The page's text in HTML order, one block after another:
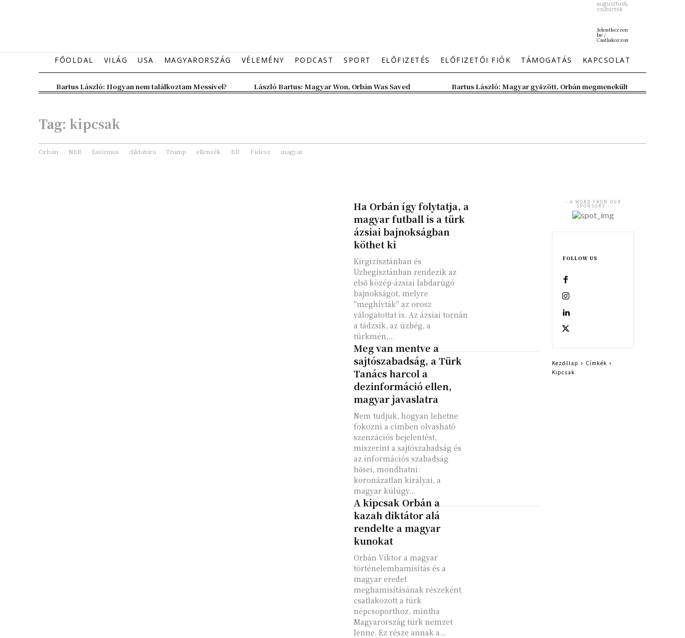
augusztus6,
csütörtök
Jelentkezzen
be /
Csatlakozzon
FŐOLDAL VILÁG USA MAGYARORSZÁG VÉLEMÉNY PODCAST SPORT ELŐFIZETÉS ELŐFIZETŐI FIÓK TÁMOGATÁS KAPCSOLAT
Bartus László: Hogyan nem találkoztam Messivel? László Bartus: Magyar Won, Orbán Was Saved Bartus László: Magyar győzött, Orbán megmenekült
Tag: kipcsak
Orbán NER fasizmus diktatúra Trump ellenzék EU Fidesz magyar
Ha Orbán így folytatja, a
magyar futball is a türk
ázsiai bajnokságban
köthet ki
Kirgizisztánban és
Üzbegisztánban rendezik az
első közép-ázsiai labdarúgó
bajnokságot, melyre
"meghívták" az orosz
válogatottat is. Az ázsiai tornán
a tádzsik, az üzbég, a
türkmén,...
Meg van mentve a
sajtószabadság, a Türk
Tanács harcol a
dezinformáció ellen,
magyar javaslatra
Nem tudjuk, hogyan lehetne
fokozni a címben olvasható
szenzációs bejelentést,
miszerint a sajtószabadság és
az információs szabadság
hősei, mondhatni:
koronázatlan királyai, a
magyar külügy...
A kipcsak Orbán a
kazah diktátor alá
rendelte a magyar
kunokat
Orbán Viktor a magyar
történelemhamisítás és a
magyar eredet
meghamisításának részeként
csatlakozott a türk
népcsoporthoz, mintha
Magyarország türk nemzet
lenne. Ez része annak a...
- A WORD FROM OUR
SPONSORS -
FOLLOW US
Kezdőlap
Címkék
Kipcsak